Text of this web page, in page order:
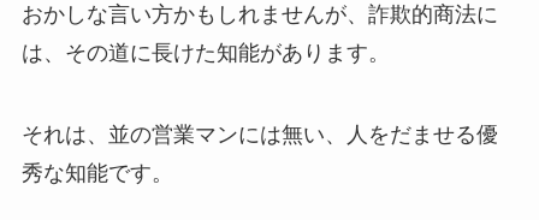
おかしな言い方かもしれませんが、詐欺的商法に
は、その道に長けた知能があります。
それは、並の営業マンには無い、人をだませる優
秀な知能です。